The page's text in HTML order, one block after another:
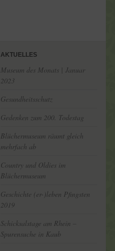
AKTUELLES
Museum des Monats | Januar
2023
Gesundheitsschutz
Gedenken zum 200. Todestag
Blüchermuseum räumt gleich
mehrfach ab
Country und Oldies im
Blüchermuseum
Geschichte (er-)leben Pfingsten
2019
Schicksalstage am Rhein –
Spurensuche in Kaub